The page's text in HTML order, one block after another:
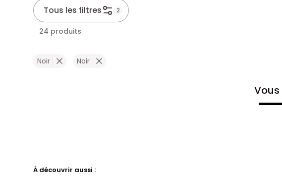
Tous les filtres 2
24 produits
Noir Noir
À découvrir aussi :